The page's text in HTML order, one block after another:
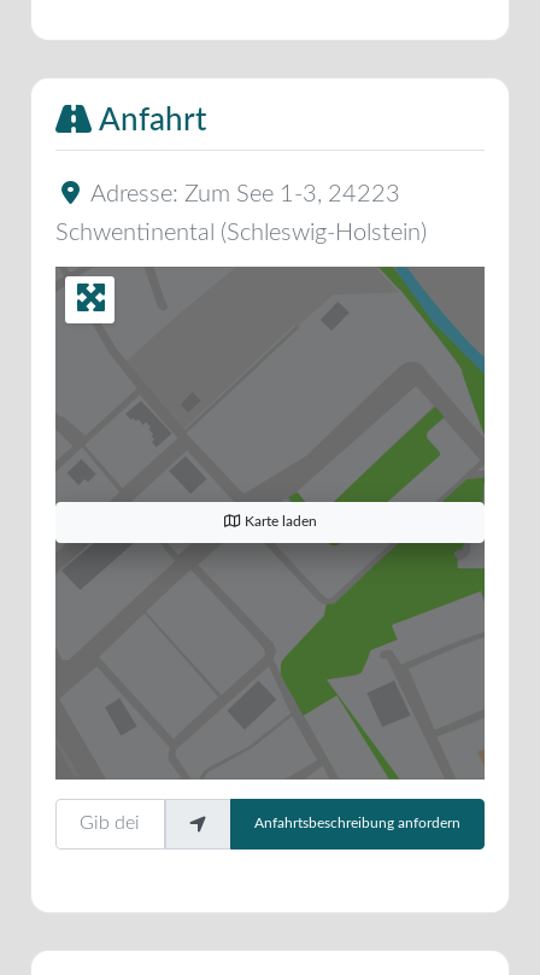
Anfahrt
Adresse: Zum See 1-3, 24223
Schwentinental (Schleswig-Holstein)
Karte laden
Gib deinen Standort ein.
Anfahrtsbeschreibung anfordern